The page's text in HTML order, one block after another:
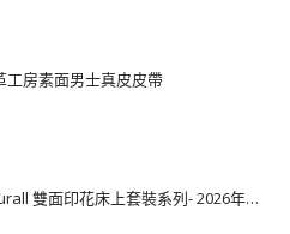
工房素面男士真皮皮帶
[A608104]Naturall 雙面印花床上套裝系列- 2026年秋季新款